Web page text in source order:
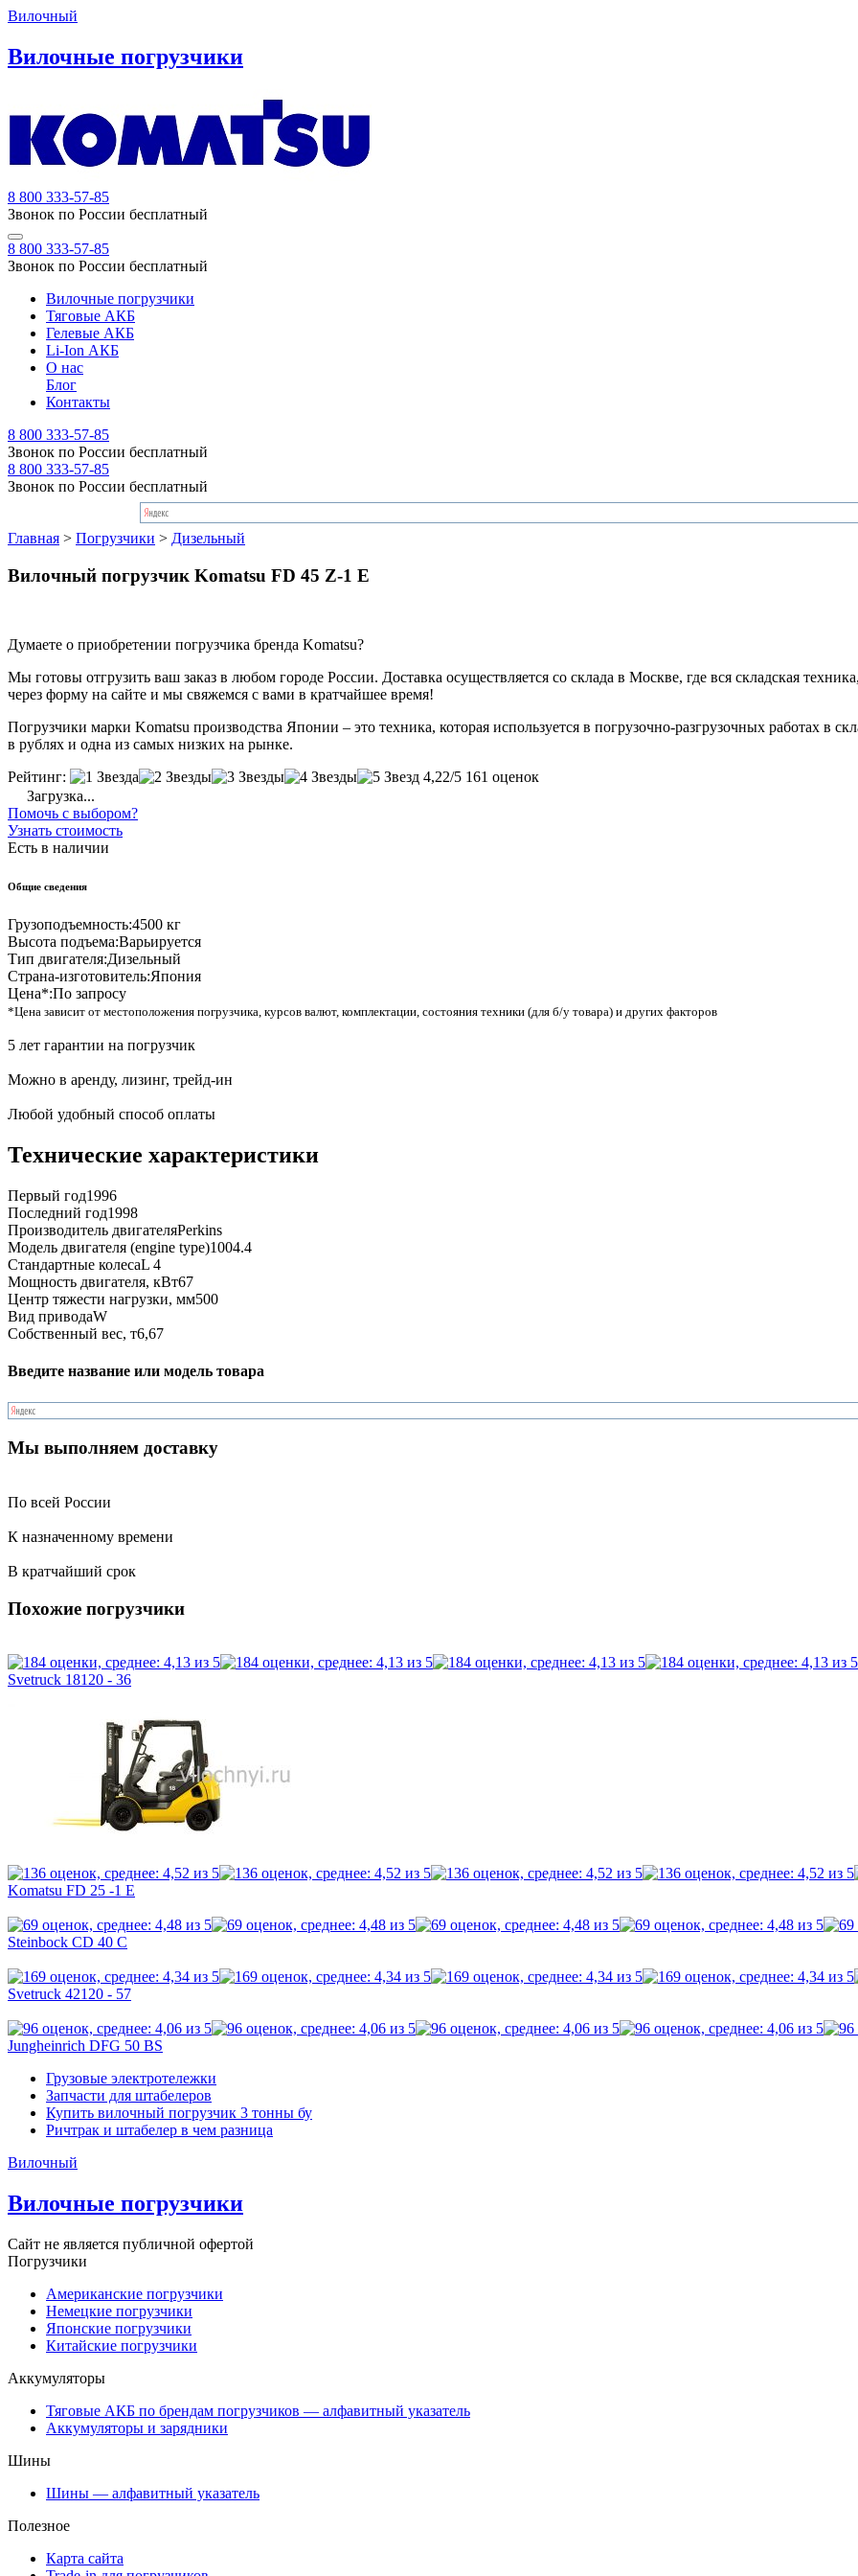
Вилочный
Вилочные погрузчики
8 800 333-57-85
Звонок по России бесплатный
8 800 333-57-85
Звонок по России бесплатный
Вилочные погрузчики
Тяговые АКБ
Гелевые АКБ
Li-Ion АКБ
О нас
Блог
Контакты
8 800 333-57-85
Звонок по России бесплатный
8 800 333-57-85
Звонок по России бесплатный
Главная > Погрузчики > Дизельный
Вилочный погрузчик Komatsu FD 45 Z-1 E
Думаете о приобретении погрузчика бренда Komatsu?
Мы готовы отгрузить ваш заказ в любом городе России. Доставка осуществляется со склада в Москве, где вся складская
через форму на сайте и мы свяжемся с вами в кратчайшее время!
Погрузчики марки Komatsu производства Японии – это техника, которая используется в погрузочно-разгрузочных работах в
в рублях и одна из самых низких на рынке.
Рейтинг:
4,22/5 161 оценок
Загрузка...
Помочь с выбором?
Узнать стоимость
Есть в наличии
Общие сведения
Грузоподъемность:4500 кг
Высота подъема:Варьируется
Тип двигателя:Дизельный
Страна-изготовитель:Япония
Цена*:По запросу
*Цена зависит от местоположения погрузчика, курсов валют, комплектации, состояния техники (для б/у товара) и других факторов
5 лет гарантии на погрузчик
Можно в аренду, лизинг, трейд-ин
Любой удобный способ оплаты
Технические характеристики
Первый год1996
Последний год1998
Производитель двигателяPerkins
Модель двигателя (engine type)1004.4
Стандартные колесаL 4
Мощность двигателя, кВт67
Центр тяжести нагрузки, мм500
Вид приводаW
Собственный вес, т6,67
Введите название или модель товара
Мы выполняем доставку
По всей России
К назначенному времени
В кратчайший срок
Похожие погрузчики
Svetruck 18120 - 36
Komatsu FD 25 -1 E
Steinbock CD 40 C
Svetruck 42120 - 57
Jungheinrich DFG 50 BS
Грузовые электротележки
Запчасти для штабелеров
Купить вилочный погрузчик 3 тонны бу
Ричтрак и штабелер в чем разница
Вилочный
Вилочные погрузчики
Сайт не является публичной офертой
Погрузчики
Американские погрузчики
Немецкие погрузчики
Японские погрузчики
Китайские погрузчики
Аккумуляторы
Тяговые АКБ по брендам погрузчиков — алфавитный указатель
Аккумуляторы и зарядники
Шины
Шины — алфавитный указатель
Полезное
Карта сайта